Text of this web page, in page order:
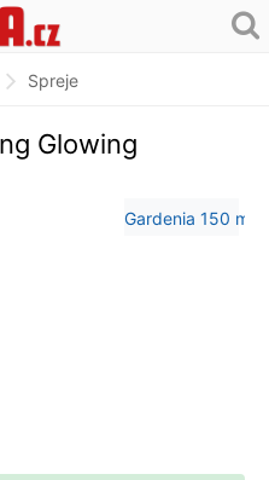
Spreje
Glowing